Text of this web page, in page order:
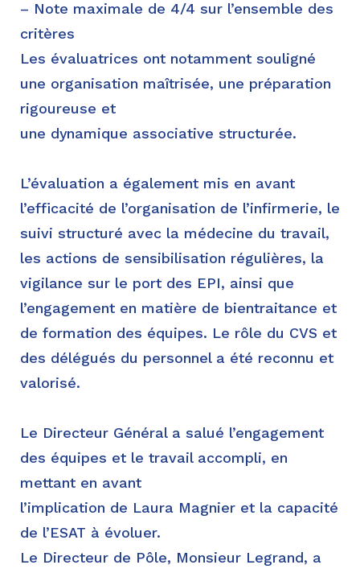
– Note maximale de 4/4 sur l’ensemble des
critères
Les évaluatrices ont notamment souligné
une organisation maîtrisée, une préparation
rigoureuse et
une dynamique associative structurée.
L’évaluation a également mis en avant
l’efficacité de l’organisation de l’infirmerie, le
suivi structuré avec la médecine du travail,
les actions de sensibilisation régulières, la
vigilance sur le port des EPI, ainsi que
l’engagement en matière de bientraitance et
de formation des équipes. Le rôle du CVS et
des délégués du personnel a été reconnu et
valorisé.
Le Directeur Général a salué l’engagement
des équipes et le travail accompli, en
mettant en avant
l’implication de Laura Magnier et la capacité
de l’ESAT à évoluer.
Le Directeur de Pôle, Monsieur Legrand, a